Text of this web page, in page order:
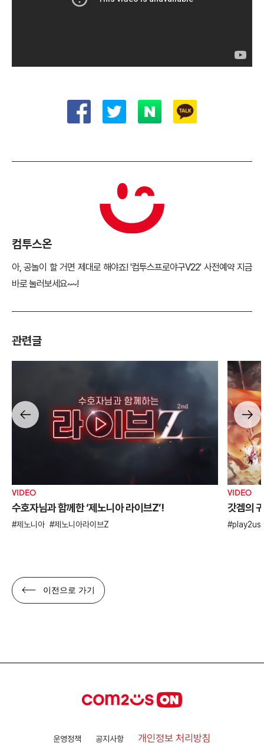
컴투스온
아, 공놀이 할 거면 제대로 해야죠! '컴투스프로야구V22' 사전예약 지금
바로 눌러보세요~~!
관련글
VIDEO
수호자님과 함께한 ‘제노니아 라이브Z’!
제노니아 제노니아라이브Z
VIDEO
갓겜의
play2us
이전으로 가기
운영정책 공지사항 개인정보 처리방침